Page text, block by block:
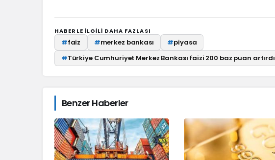
HABERLE ILGILI DAHA FAZLASI
#faiz #merkez bankası #piyasa
#Türkiye Cumhuriyet Merkez Bankası faizi 200 baz puan artırdı
Benzer Haberler